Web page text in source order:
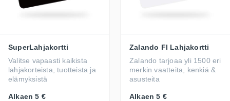
SuperLahjakortti
Valitse vapaasti kaikista
lahjakorteista, tuotteista ja
elämyksistä
Alkaen 5 €
Zalando FI Lahjakortti
Zalando tarjoaa yli 1500 eri
merkin vaatteita, kenkiä &
asusteita
Alkaen 5 €